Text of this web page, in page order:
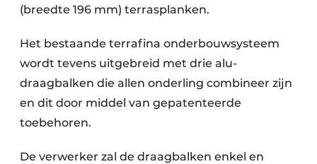
(breedte 196 mm) terrasplanken.
Het bestaande terrafina onderbouwsysteem
wordt tevens uitgebreid met drie alu-
draagbalken die allen onderling combineer zijn
en dit door middel van gepatenteerde
toebehoren.
De verwerker zal de draagbalken enkel en